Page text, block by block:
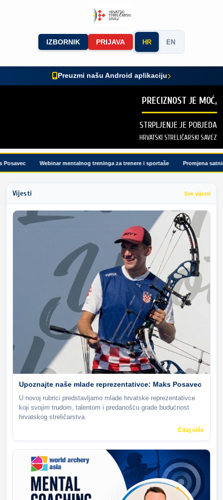
IZBORNIK PRIJAVA HR EN
Preuzmi našu Android aplikaciju
PRECIZNOST JE MOĆ,
STRPLJENJE JE POBJEDA
HRVATSKI STRELIČARSKI SAVEZ
Webinar mentalnog treninga za trenere i sportaše Promjena
Vijesti Sve vijesti
Upoznajte naše mlade reprezentativce: Maks Posavec
U novoj rubrici predstavljamo mlade hrvatske reprezentativce
koji svojim trudom, talentom i predanošću grade budućnost
hrvatskog streličarstva.
Čitaj više